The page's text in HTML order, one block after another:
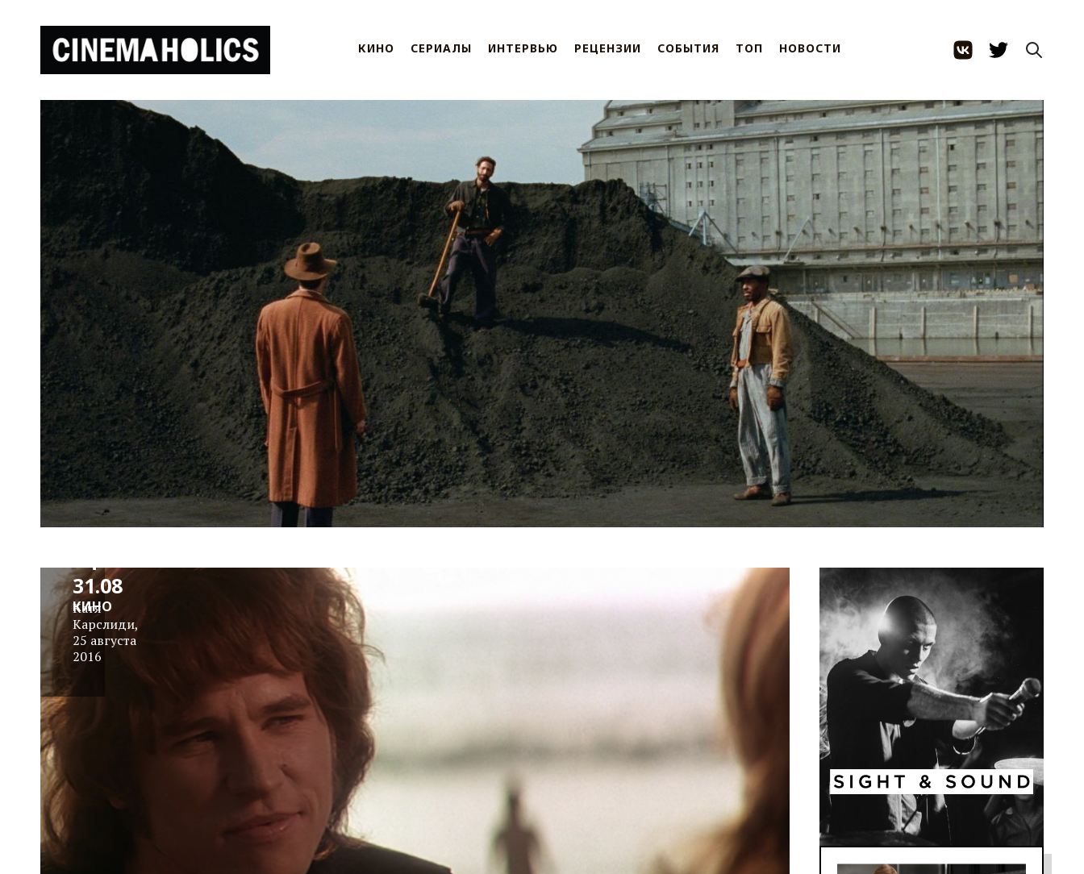
КИНО СЕРИАЛЫ ИНТЕРВЬЮ РЕЦЕНЗИИ СОБЫТИЯ ТОП НОВОСТИ
Сомнительная
31.08
Катя
Карслиди,
25 августа
2016
КИНО